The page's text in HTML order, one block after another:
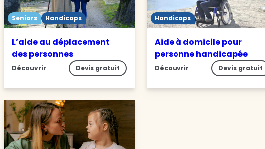
Seniors Handicaps
L’aide au déplacement
des personnes
Découvrir Devis gratuit
Handicaps
Aide à domicile pour
personne handicapée
Découvrir Devis gratuit